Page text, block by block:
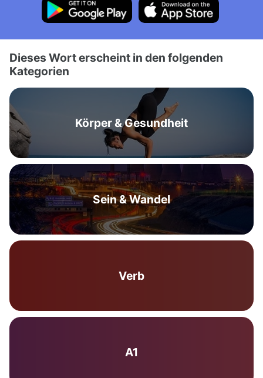
Dieses Wort erscheint in den folgenden
Kategorien
Körper & Gesundheit
Sein & Wandel
Verb
A1